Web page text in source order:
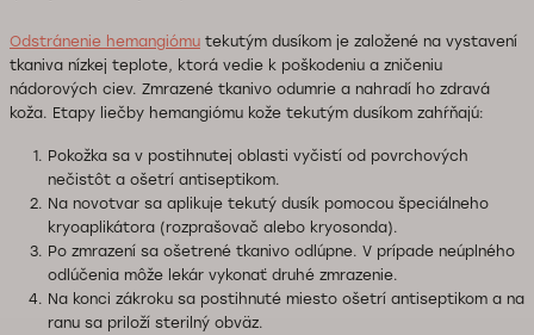
Odstránenie hemangiómu tekutým dusíkom je založené na vystavení
tkaniva nízkej teplote, ktorá vedie k poškodeniu a zničeniu
nádorových ciev. Zmrazené tkanivo odumrie a nahradí ho zdravá
koža. Etapy liečby hemangiómu kože tekutým dusíkom zahŕňajú:
Pokožka sa v postihnutej oblasti vyčistí od povrchových
nečistôt a ošetrí antiseptikom.
Na novotvar sa aplikuje tekutý dusík pomocou špeciálneho
kryoaplikátora (rozprašovač alebo kryosonda).
Po zmrazení sa ošetrené tkanivo odlúpne. V prípade neúplného
odlúčenia môže lekár vykonať druhé zmrazenie.
Na konci zákroku sa postihnuté miesto ošetrí antiseptikom a na
ranu sa priloží sterilný obväz.